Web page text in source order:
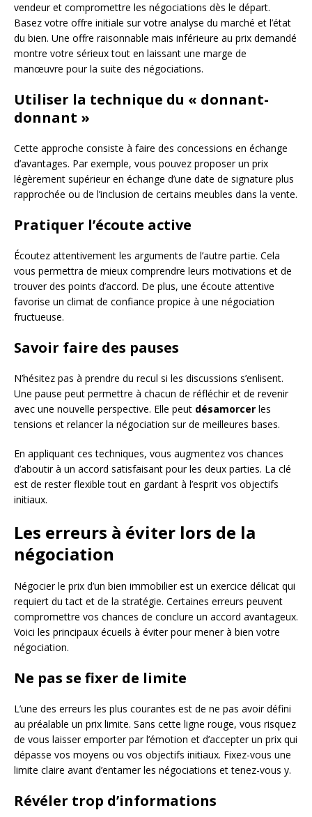
vendeur et compromettre les négociations dès le départ.
Basez votre offre initiale sur votre analyse du marché et l’état
du bien. Une offre raisonnable mais inférieure au prix demandé
montre votre sérieux tout en laissant une marge de
manœuvre pour la suite des négociations.
Utiliser la technique du « donnant-
donnant »
Cette approche consiste à faire des concessions en échange
d’avantages. Par exemple, vous pouvez proposer un prix
légèrement supérieur en échange d’une date de signature plus
rapprochée ou de l’inclusion de certains meubles dans la vente.
Pratiquer l’écoute active
Écoutez attentivement les arguments de l’autre partie. Cela
vous permettra de mieux comprendre leurs motivations et de
trouver des points d’accord. De plus, une écoute attentive
favorise un climat de confiance propice à une négociation
fructueuse.
Savoir faire des pauses
N’hésitez pas à prendre du recul si les discussions s’enlisent.
Une pause peut permettre à chacun de réfléchir et de revenir
avec une nouvelle perspective. Elle peut désamorcer les
tensions et relancer la négociation sur de meilleures bases.
En appliquant ces techniques, vous augmentez vos chances
d’aboutir à un accord satisfaisant pour les deux parties. La clé
est de rester flexible tout en gardant à l’esprit vos objectifs
initiaux.
Les erreurs à éviter lors de la
négociation
Négocier le prix d’un bien immobilier est un exercice délicat qui
requiert du tact et de la stratégie. Certaines erreurs peuvent
compromettre vos chances de conclure un accord avantageux.
Voici les principaux écueils à éviter pour mener à bien votre
négociation.
Ne pas se fixer de limite
L’une des erreurs les plus courantes est de ne pas avoir défini
au préalable un prix limite. Sans cette ligne rouge, vous risquez
de vous laisser emporter par l’émotion et d’accepter un prix qui
dépasse vos moyens ou vos objectifs initiaux. Fixez-vous une
limite claire avant d’entamer les négociations et tenez-vous y.
Révéler trop d’informations